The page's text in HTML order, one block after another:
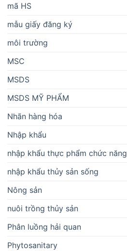
mã HS
mẫu giấy đăng ký
môi trường
MSC
MSDS
MSDS MỸ PHẨM
Nhãn hàng hóa
Nhập khẩu
nhập khẩu thực phẩm chức năng
nhập khẩu thủy sản sống
Nông sản
nuôi trồng thủy sản
Phân luồng hải quan
Phytosanitary